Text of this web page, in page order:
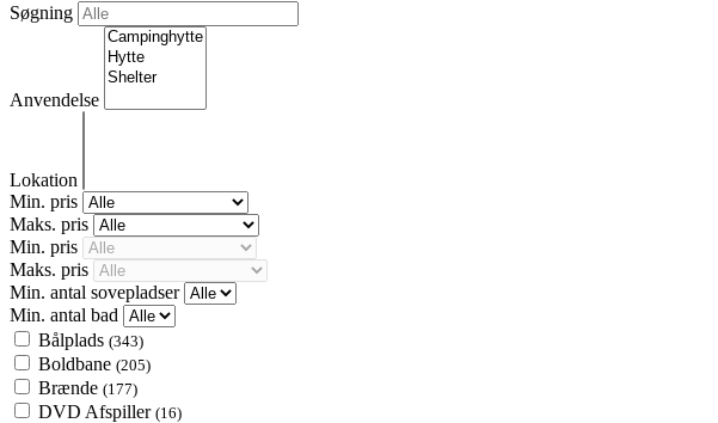
Søgning
Anvendelse
Lokation
Min. pris
Maks. pris
Min. pris
Maks. pris
Min. antal sovepladser
Min. antal bad
Bålplads (343)
Boldbane (205)
Brænde (177)
DVD Afspiller (16)